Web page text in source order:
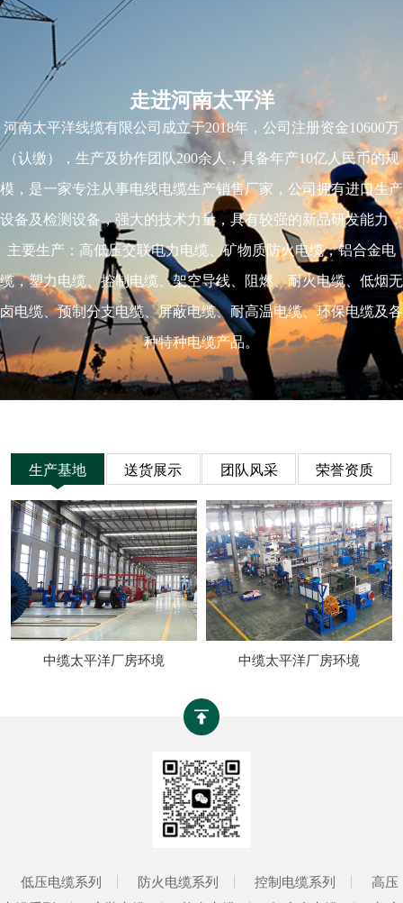
走进河南太平洋
河南太平洋线缆有限公司成立于2018年，公司注册资金10600万
（认缴），生产及协作团队200余人，具备年产10亿人民币的规
模，是一家专注从事电线电缆生产销售厂家，公司拥有进口生产
设备及检测设备，强大的技术力量，具有较强的新品研发能力，
主要生产：高低压交联电力电缆、矿物质防火电缆，铝合金电
缆，塑力电缆、控制电缆、架空导线、阻燃、耐火电缆、低烟无
卤电缆、预制分支电缆、屏蔽电缆、耐高温电缆、环保电缆及各
种特种电缆产品。
生产基地 送货展示 团队风采 荣誉资质
中缆太平洋厂房环境 中缆太平洋厂房环境
低压电缆系列 防火电缆系列 控制电缆系列
高压